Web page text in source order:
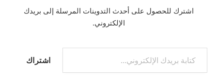
اشترك للحصول على أحدث التدوينات المرسلة إلى بريدك
الإلكتروني.
كتابة بريدك الإلكتروني...
اشتراك